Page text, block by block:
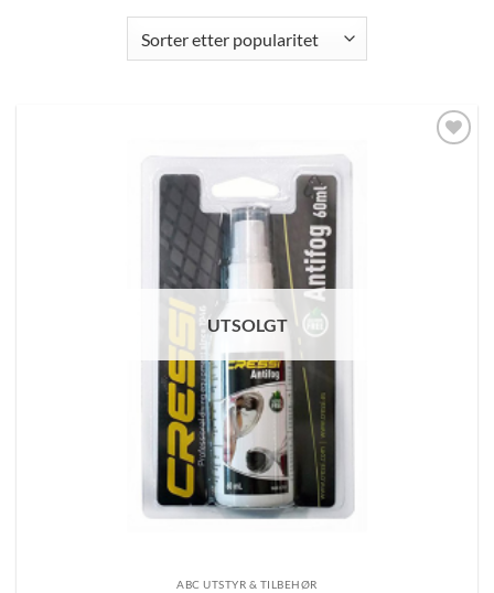
UTSOLGT
ABC UTSTYR & TILBEHØR